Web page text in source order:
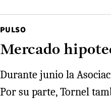
PULSO
Mercado
Durante junio la
Por su parte, Tornel